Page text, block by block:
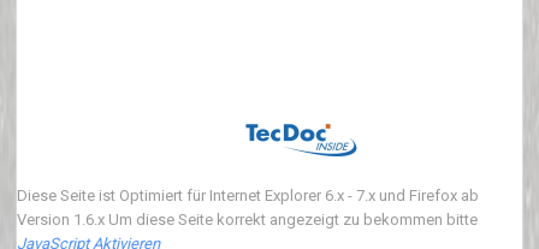
Diese Seite ist Optimiert für Internet Explorer 6.x - 7.x und Firefox ab
Version 1.6.x Um diese Seite korrekt angezeigt zu bekommen bitte
JavaScript Aktivieren